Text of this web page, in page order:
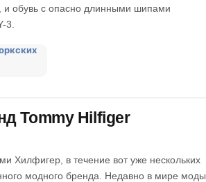
и обувь с опасно длинными шипами
3.
Tommy Hilfiger
Хилфигер, в течение вот уже нескольких
модного бренда. Недавно в мире моды